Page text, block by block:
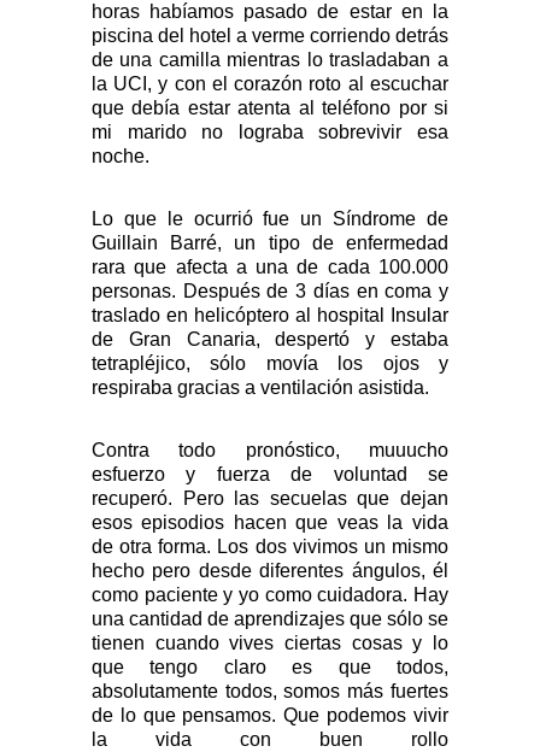
horas habíamos pasado de estar en la
piscina del hotel a verme corriendo detrás
de una camilla mientras lo trasladaban a
la UCI, y con el corazón roto al escuchar
que debía estar atenta al teléfono por si
mi marido no lograba sobrevivir esa
noche.
Lo que le ocurrió fue un Síndrome de
Guillain Barré, un tipo de enfermedad
rara que afecta a una de cada 100.000
personas. Después de 3 días en coma y
traslado en helicóptero al hospital Insular
de Gran Canaria, despertó y estaba
tetrapléjico, sólo movía los ojos y
respiraba gracias a ventilación asistida.
Contra todo pronóstico, muuucho
esfuerzo y fuerza de voluntad se
recuperó. Pero las secuelas que dejan
esos episodios hacen que veas la vida
de otra forma. Los dos vivimos un mismo
hecho pero desde diferentes ángulos, él
como paciente y yo como cuidadora. Hay
una cantidad de aprendizajes que sólo se
tienen cuando vives ciertas cosas y lo
que tengo claro es que todos,
absolutamente todos, somos más fuertes
de lo que pensamos. Que podemos vivir
la vida con buen rollo